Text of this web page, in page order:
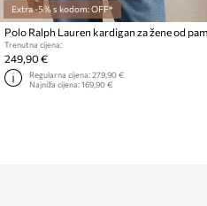
Extra -5% s kodom: OFF*
Trenutna cijena:
249,90 €
Regularna cijena:279,90 €
Najniža cijena:169,90 €